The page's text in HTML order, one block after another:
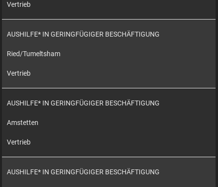
Vertrieb
AUSHILFE* IN GERINGFÜGIGER BESCHÄFTIGUNG
Ried/Tumeltsham
Vertrieb
AUSHILFE* IN GERINGFÜGIGER BESCHÄFTIGUNG
Amstetten
Vertrieb
AUSHILFE* IN GERINGFÜGIGER BESCHÄFTIGUNG